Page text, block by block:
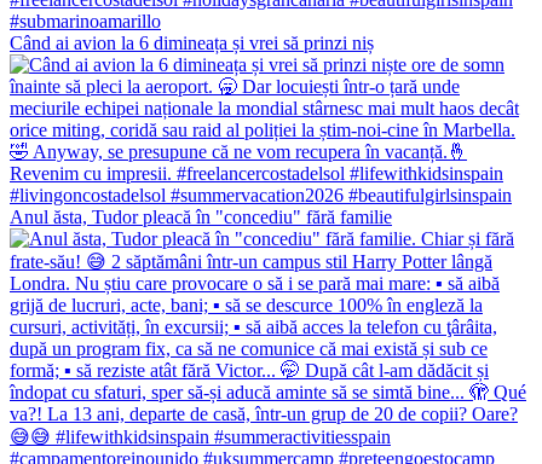
Când ai avion la 6 dimineața și vrei să prinzi niș
Anul ăsta, Tudor pleacă în "concediu" fără familie